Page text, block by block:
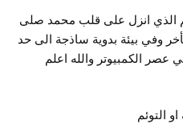
الذي انزل على قلب محمد صلى
وفي بيئة بدوية ساذجة الى حد
عصر الكمبيوتر والله اعلم
التوئم